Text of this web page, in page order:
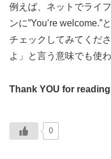
例えば、ネットでライ
ンに”You’re
チェックしてみてくだ
よ」と言う意味でも使わ
Thank YOU for
0